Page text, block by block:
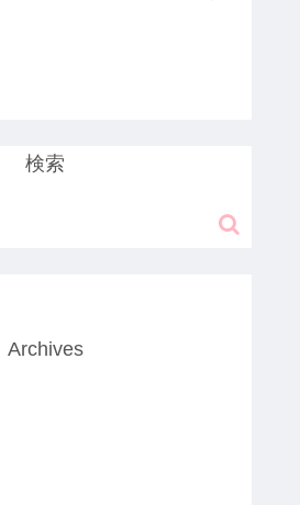
検索
Archives